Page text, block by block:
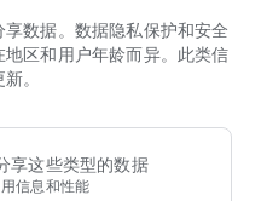
赚取奖励。质押比特币
收入。
和加密货币项目。**
数据。数据隐私保护和安全
区和用户年龄而异。此类信
。
享这些类型的数据
信息和性能